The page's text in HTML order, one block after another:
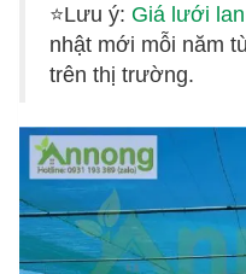
⭐Lưu ý: Giá lưới
nhật mới mỗi năm
trên thị trường.